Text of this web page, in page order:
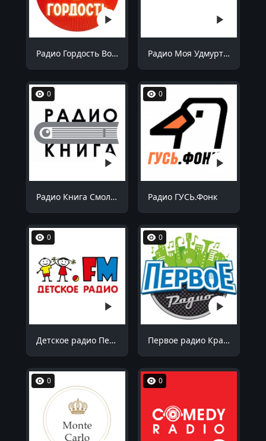
Радио Гордость Волгоград 106.4 FM Радио Моя Удмуртия Воткинск 99.1 FM
0
Радио Книга Смоленск 90.5 FM
0
Радио ГУСЬ.Фонк
0
Детское радио Пенза 99.1 FM
0
Первое радио Краснодар 102.7 FM
0 0